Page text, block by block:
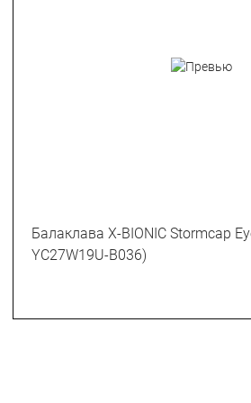
Балаклава X-BIONIC Stormcap
YC27W19U-B036)